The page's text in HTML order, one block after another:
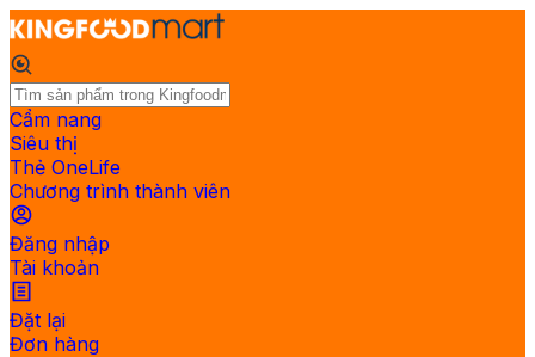
Cẩm nang
Siêu thị
Thẻ OneLife
Chương trình thành viên
Đăng nhập
Tài khoản
Đặt lại
Đơn hàng